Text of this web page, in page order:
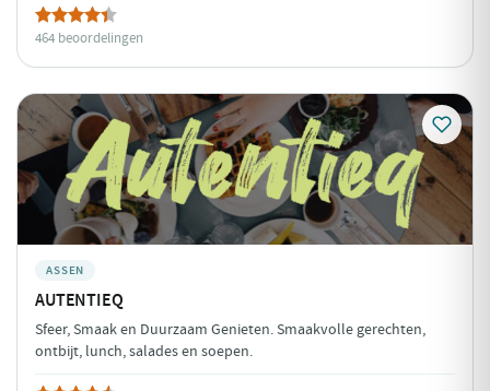
464 beoordelingen
ASSEN
AUTENTIEQ
Sfeer, Smaak en Duurzaam Genieten. Smaakvolle gerechten,
ontbijt, lunch, salades en soepen.